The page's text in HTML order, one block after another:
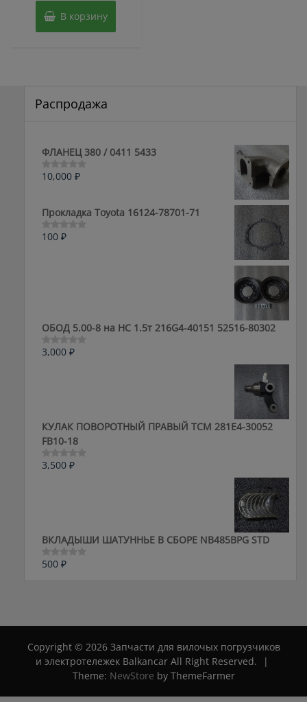
В корзину
Распродажа
ФЛАНЕЦ 380 / 0411 5433
Оценка
5
10,000 ₽
Прокладка Toyota 16124-78701-71
Оценка
100 ₽
ОБОД 5.00-8 на HC 1.5т 216G4-40151 52516-80302
Оценка
3,000 ₽
КУЛАК ПОВОРОТНЫЙ ПРАВЫЙ ТСМ 281E4-30052
FB10-18
Оценка
3,500 ₽
ВКЛАДЫШИ ШАТУННЬЕ В СБОРЕ NB485BPG STD
Оценка
500 ₽
Copyright © 2026 Запчасти для вилочых погрузчиков
и электротележек Balkancar All Right Reserved.
|
Theme: NewStore by ThemeFarmer